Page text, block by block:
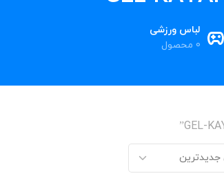
لباس ورزشی
0 محصول